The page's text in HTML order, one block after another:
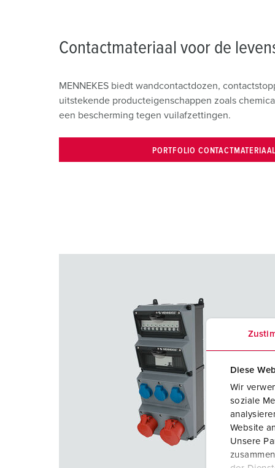
Diese
Wir
soziale
Website
Unsere
Contactmateriaal voor de
MENNEKES biedt wandcontactdozen,
uitstekende producteigenschappen zoals
een bescherming tegen vuilafzettingen.
PORTFOLIO CONTACTMATERIAAL